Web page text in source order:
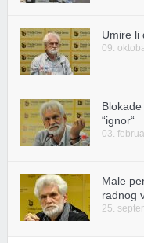
Umire li
09.
“ignor“
03.
Male
radnog
25.